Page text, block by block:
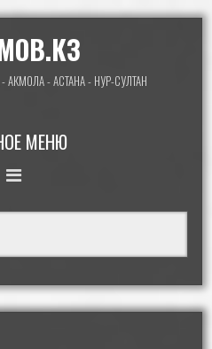
- АСТАНА - НУР-СУЛТАН
МЕНЮ